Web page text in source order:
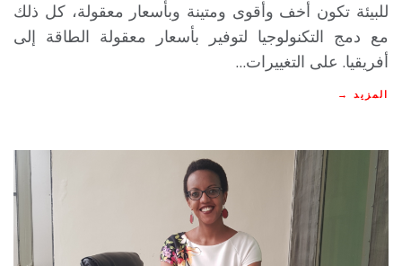
للبيئة تكون أخف وأقوى ومتينة وبأسعار معقولة، كل ذلك
مع دمج التكنولوجيا لتوفير بأسعار معقولة الطاقة إلى
أفريقيا. على التغييرات…
المزيد →